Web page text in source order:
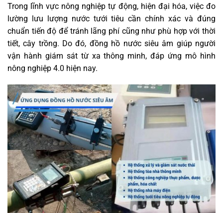
Trong lĩnh vực nông nghiệp tự động, hiện đại hóa, việc đo
lường lưu lượng nước tưới tiêu cần chính xác và đúng
chuẩn tiến độ để tránh lãng phí cũng như phù hợp với thời
tiết, cây trồng. Do đó, đồng hồ nước siêu âm giúp người
vận hành giám sát từ xa thông minh, đáp ứng mô hình
nông nghiệp 4.0 hiện nay.